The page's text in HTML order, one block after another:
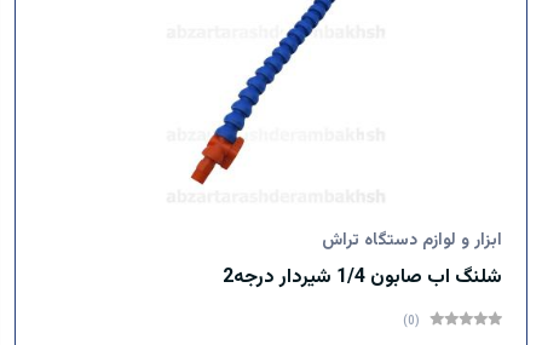
ابزار و لوازم دستگاه تراش
شلنگ اب صابون 1/4 شیردار درجه2
(0)